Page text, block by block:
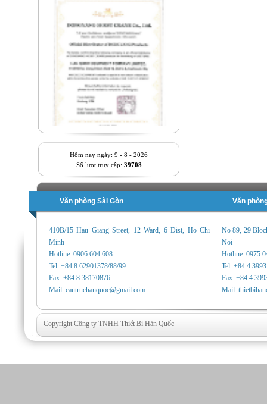
Hôm nay ngày: 9 - 8 - 2026
Số lượt truy cập: 39708
Văn phòng Sài Gòn Văn
410B/15 Hau Giang Street, 12 Ward, 6 Dist, Ho Chi
Minh
Hotline: 0906.604.608
Tel: +84.8.62901378/88/99
Fax: +84.8.38170876
Mail: cautruchanquoc@gmail.com
No 89, 29
Noi
Hotline:
Tel:
Fax:
Mail:
Copyright Công ty TNHH Thiết Bị Hàn Quốc